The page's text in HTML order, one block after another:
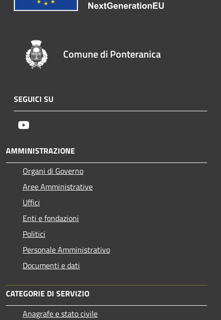
Comune di Ponteranica
SEGUICI SU
AMMINISTRAZIONE
Organi di Governo
Aree Amministrative
Uffici
Enti e fondazioni
Politici
Personale Amministrativo
Documenti e dati
CATEGORIE DI SERVIZIO
Anagrafe e stato civile